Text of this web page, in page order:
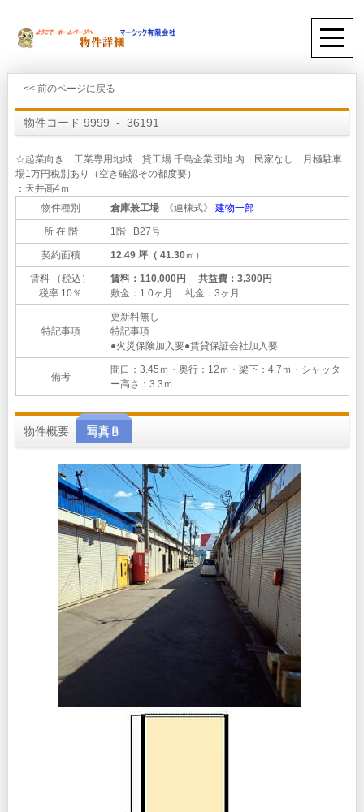
<< 前のページに戻る
物件コード 9999 - 36191
☆起業向き 工業専用地域 貸工場 千島企業団地 内 民家なし 月極駐車
場1万円税別あり（空き確認その都度要）
：天井高4ｍ
物件種別
倉庫兼工場《連棟式》 建物一部
所 在 階 1階 B27号
契約面積 12.49 坪（ 41.30㎡）
賃料 （税込）
税率 10％
賃料：110,000円 共益費：3,300円
敷金：1.0ヶ月 礼金：3ヶ月
特記事項
更新料無し
特記事項
●火災保険加入要●賃貸保証会社加入要
備考
間口：3.45ｍ・奥行：12ｍ・梁下：4.7ｍ・シャッタ
ー高さ：3.3ｍ
物件概要 写真Ｂ